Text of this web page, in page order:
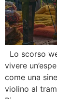
Lo scorso
vivere
come una
violino al